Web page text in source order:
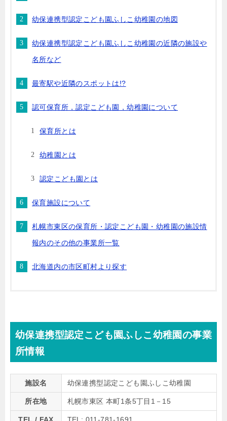
幼保連携型認定こども園ふしこ幼稚園の地図
幼保連携型認定こども園ふしこ幼稚園の近隣の施設や
名所など
最寄駅や近隣のスポットは!?
認可保育所，認定こども園，幼稚園について
保育所とは
幼稚園とは
認定こども園とは
保育施設について
札幌市東区の保育所・認定こども園・幼稚園の施設情
報内のその他の事業所一覧
北海道内の市区町村より探す
幼保連携型認定こども園ふしこ幼稚園の事業
所情報
施設名 幼保連携型認定こども園ふしこ幼稚園
所在地 札幌市東区 本町1条5丁目1－15